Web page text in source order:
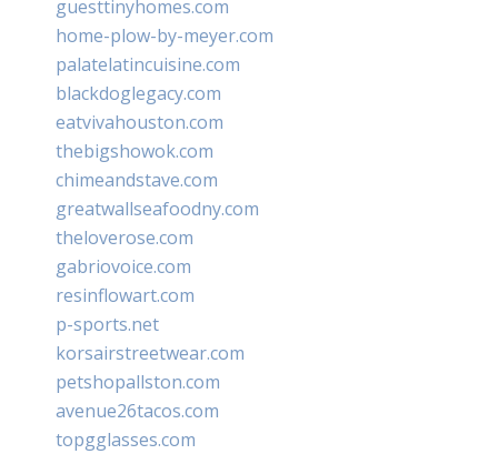
guesttinyhomes.com
home-plow-by-meyer.com
palatelatincuisine.com
blackdoglegacy.com
eatvivahouston.com
thebigshowok.com
chimeandstave.com
greatwallseafoodny.com
theloverose.com
gabriovoice.com
resinflowart.com
p-sports.net
korsairstreetwear.com
petshopallston.com
avenue26tacos.com
topgglasses.com